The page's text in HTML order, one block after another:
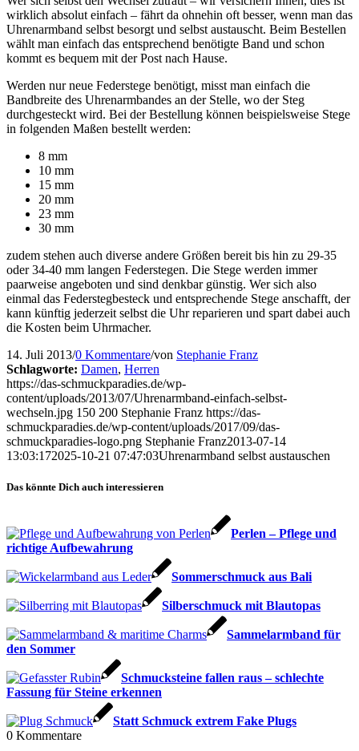
wirklich absolut einfach – fährt da ohnehin oft besser, wenn man das
Uhrenarmband selbst besorgt und selbst austauscht. Beim Bestellen
wählt man einfach das entsprechend benötigte Band und schon
kommt es bequem mit der Post nach Hause.
Werden nur neue Federstege benötigt, misst man einfach die
Bandbreite des Uhrenarmbandes an der Stelle, wo der Steg
durchgesteckt wird. Bei der Bestellung können beispielsweise Stege
in folgenden Maßen bestellt werden:
8 mm
10 mm
15 mm
20 mm
23 mm
30 mm
zudem stehen auch diverse andere Größen bereit bis hin zu 29-35
oder 34-40 mm langen Federstegen. Die Stege werden immer
paarweise angeboten und sind denkbar günstig. Wer sich also
einmal das Federstegbesteck und entsprechende Stege anschafft, der
kann künftig jederzeit selbst die Uhr reparieren und spart dabei auch
die Kosten beim Uhrmacher.
14. Juli 2013/0 Kommentare/von Stephanie Franz
Schlagworte: Damen, Herren
https://das-schmuckparadies.de/wp-
content/uploads/2013/07/Uhrenarmband-einfach-selbst-
wechseln.jpg 150 200 Stephanie Franz https://das-
schmuckparadies.de/wp-content/uploads/2017/09/das-
schmuckparadies-logo.png Stephanie Franz2013-07-14
13:03:172025-10-21 07:47:03Uhrenarmband selbst austauschen
Das könnte Dich auch interessieren
Perlen – Pflege und
richtige Aufbewahrung
Sommerschmuck aus Bali
Silberschmuck mit Blautopas
Sammelarmband für
den Sommer
Schmucksteine fallen raus – schlechte
Fassung für Steine erkennen
Statt Schmuck extrem Fake Plugs
0 Kommentare